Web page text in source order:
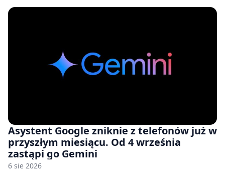
Asystent Google zniknie z telefonów już w
przyszłym miesiącu. Od 4 września
zastąpi go Gemini
6 sie 2026